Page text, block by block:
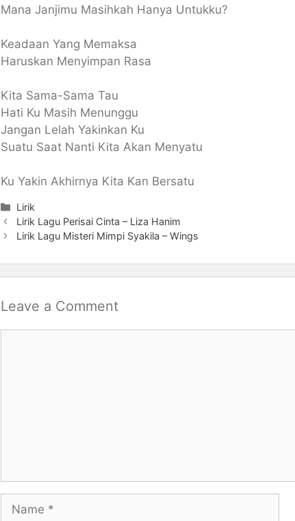
Mana Janjimu Masihkah Hanya Untukku?
Keadaan Yang Memaksa
Haruskan Menyimpan Rasa
Kita Sama-Sama Tau
Hati Ku Masih Menunggu
Jangan Lelah Yakinkan Ku
Suatu Saat Nanti Kita Akan Menyatu
Ku Yakin Akhirnya Kita Kan Bersatu
Categories
Lirik
Lirik Lagu Perisai Cinta – Liza Hanim
Lirik Lagu Misteri Mimpi Syakila – Wings
Leave a Comment
Name